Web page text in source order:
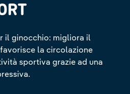
il ginocchio: migliora il
la circolazione
sportiva grazie ad una